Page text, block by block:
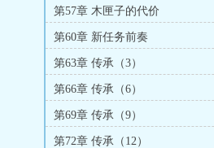
第57章 木匣子的代价
第60章 新任务前奏
第63章 传承（3）
第66章 传承（6）
第69章 传承（9）
第72章 传承（12）